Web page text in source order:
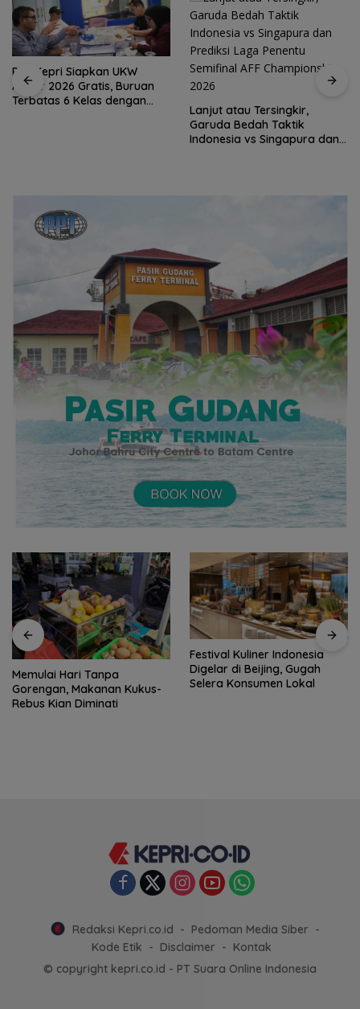
PWI Kepri Siapkan UKW
Akbar 2026 Gratis, Buruan
Terbatas 6 Kelas dengan
Lanjut atau Tersingkir,
Garuda Bedah Taktik
Indonesia vs Singapura dan
Memulai Hari Tanpa
Gorengan, Makanan Kukus-
Rebus Kian Diminati
Festival Kuliner Indonesia
Digelar di Beijing, Gugah
Selera Konsumen Lokal
Redaksi Kepri.co.id
Pedoman Media Siber
Kode Etik
Disclaimer
Kontak
© copyright kepri.co.id - PT Suara Online Indonesia